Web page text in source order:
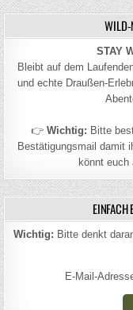
WILD-
STAY
Bleibt auf dem
und echte Draußen-
👉 Wichtig: Bitte
Bestätigungsmail damit
könnt euch
Wichtig: Bitte denkt
E-Mail-